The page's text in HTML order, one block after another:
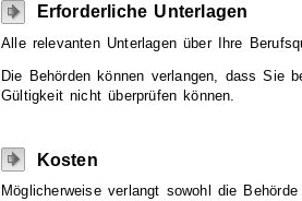
Erforderliche Unterlagen
Alle relevanten Unterlagen über Ihre
Die Behörden können verlangen, dass Sie
Gültigkeit nicht überprüfen können.
Kosten
Möglicherweise verlangt sowohl die